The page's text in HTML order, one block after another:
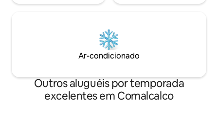
Ar-condicionado
Outros aluguéis por temporada
excelentes em Comalcalco